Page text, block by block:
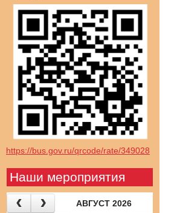
https://bus.gov.ru/qrcode/rate/349028
Наши мероприятия
АВГУСТ 2026